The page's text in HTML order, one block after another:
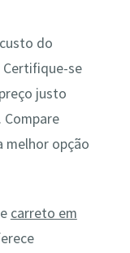
do
Certifique-se
justo
Compare
melhor opção
carreto em